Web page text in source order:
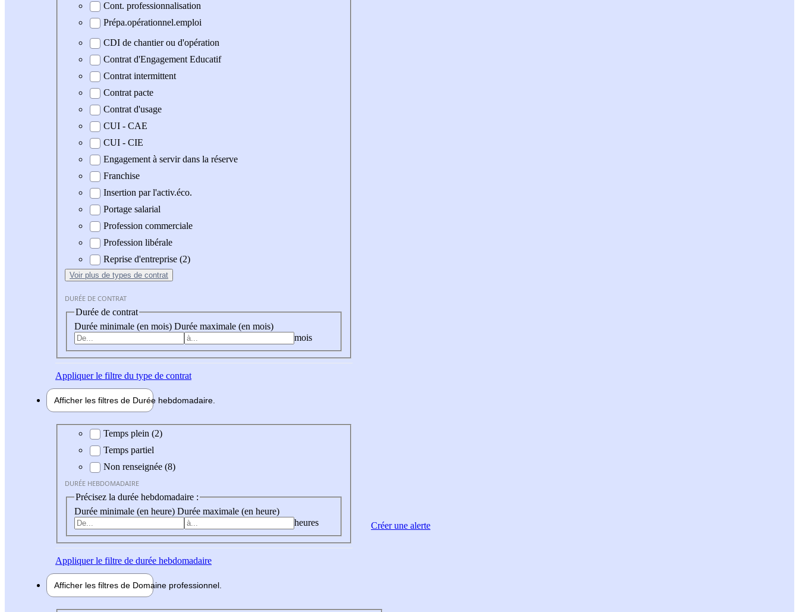
Cont. professionnalisation
Prépa.opérationnel.emploi
CDI de chantier ou d'opération
Contrat d'Engagement Educatif
Contrat intermittent
Contrat pacte
Contrat d'usage
CUI - CAE
CUI - CIE
Engagement à servir dans la réserve
Franchise
Insertion par l'activ.éco.
Portage salarial
Profession commerciale
Profession libérale
Reprise d'entreprise (2)
Voir plus de types de contrat
DURÉE DE CONTRAT
Durée de contrat
Durée minimale (en mois) Durée maximale (en mois)
mois
Appliquerle filtre du type de contrat
Afficher les filtres de Durée hebdomadaire
Durée hebdomadaire
Temps plein (2)
Temps partiel
Non renseignée (8)
DURÉE HEBDOMADAIRE
Précisez la durée hebdomadaire :
Durée minimale (en heure) Durée maximale (en heure)
heures
Appliquerle filtre de durée hebdomadaire
Afficher les filtres de Domaine professionnel
Créer une alerte